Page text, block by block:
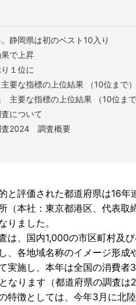
静岡県は初のベスト10入り
で上昇
１位に
要な指標の上位結果 （10位まで）
主要な指標の上位結果 （10位ま
について
査2024 調査概要
と評価された都道府県は16
（本社：東京都港区、代表
りました。
は、国内1,000の市区町村及
、各地域名称のイメージ形
実施し、本年は全国の消費
なります（都道府県の調査
特徴としては、今年3月に北